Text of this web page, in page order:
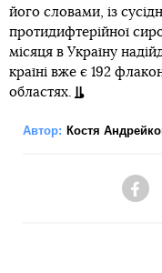
його словами, із
протидифтерійної
місяця в Україну
країні вже є 192
областях.
Автор: Костя